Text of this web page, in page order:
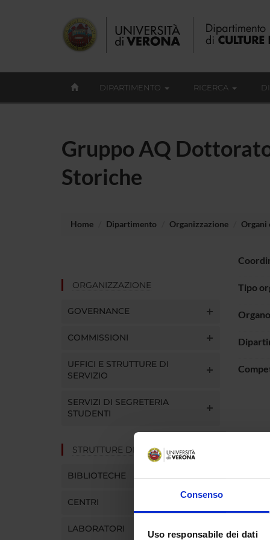
Consenso
Uso responsabile dei dati
DIPARTIMENTO RICERCA
Gruppo AQ
Storiche
Home Dipartimento Organizzazione Organi
ORGANIZZAZIONE
GOVERNANCE
COMMISSIONI
UFFICI E STRUTTURE DI
SERVIZIO
SERVIZI DI SEGRETERIA
STUDENTI
STRUTTURE DEL DIPARTIMENTO
BIBLIOTECHE
CENTRI
LABORATORI
Tipo